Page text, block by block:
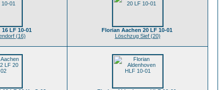
LF 10-01
(16)
Florian Aachen 20 LF 10-01
Löschzug Sief (20)